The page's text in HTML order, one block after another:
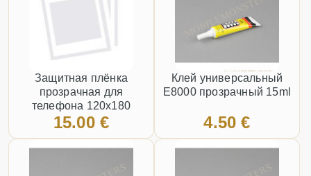
Защитная плёнка
прозрачная для
телефона 120x180
15.00 €
Клей универсальный
E8000 прозрачный 15ml
4.50 €